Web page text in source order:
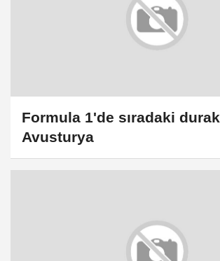
Formula 1'de sıradaki durak
Avusturya